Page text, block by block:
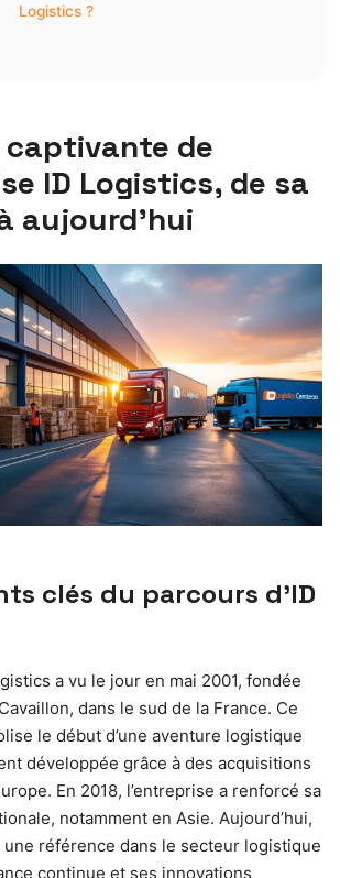
Logistics ?
captivante de
ID Logistics, de sa
aujourd’hui
clés du parcours d’ID
a vu le jour en mai 2001, fondée
dans le sud de la France. Ce
le début d’une aventure logistique
développée grâce à des acquisitions
En 2018, l’entreprise a renforcé sa
notamment en Asie. Aujourd’hui,
référence dans le secteur logistique
continue et ses innovations